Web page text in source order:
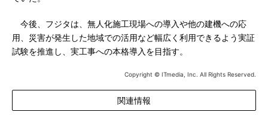
今後、フジタは、無人化施工現場への導入や他の建機への応
用、災害が発生した地域での活用など幅広く利用できるよう実証
試験を推進し、実工事への本格導入を目指す。
Copyright © ITmedia, Inc. All Rights Reserved.
関連情報